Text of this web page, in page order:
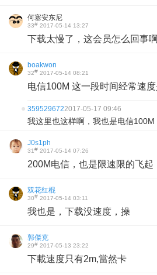
何塞安东尼
33# 2017-05-14 13:27
下载太慢了，这会员怎么回事
boakwon
32# 2017-05-14 08:21
电信100M 这一段时间经常速度
3595296722017-05-17 09:46
我这里也这样啊，我也是电信100M
J0s1ph
31# 2017-05-14 07:26
200M电信，也是限速限的飞起
双花红棍
30# 2017-05-14 03:11
我也是，下载没速度，操
郭傑克
29# 2017-05-13 23:22
下載速度只有2m,當然卡